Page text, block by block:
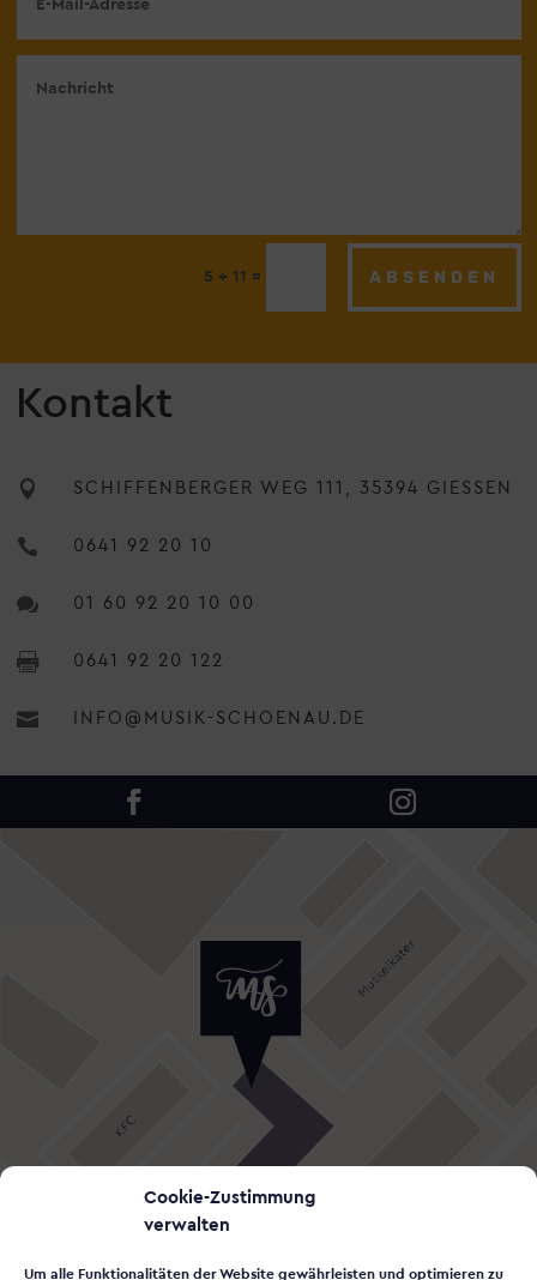
Cookie-Zustimmung
verwalten
Um alle Funktionalitäten der Website gewährleisten und optimieren zu
5 + 11 = ABSENDEN
Kontakt
 SCHIFFENBERGER WEG 111, 35394 GIESSEN
 0641 92 20 10
 01 60 92 20 10 00
 0641 92 20 122
 INFO@MUSIK-SCHOENAU.DE